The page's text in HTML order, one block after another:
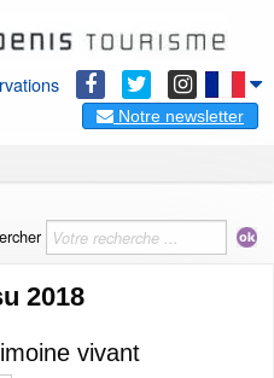
Notre newsletter
2018
vivant